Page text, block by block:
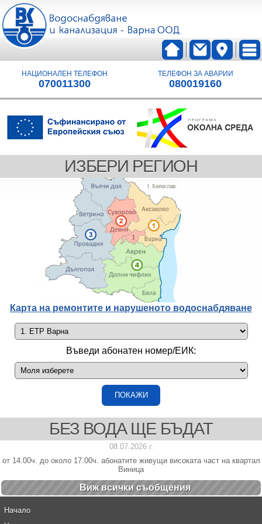
НАЦИОНАЛЕН ТЕЛЕФОН
070011300
ТЕЛЕФОН ЗА АВАРИИ
080019160
ИЗБЕРИ РЕГИОН
Карта на ремонтите и нарушеното водоснабдяване
Въведи абонатен номер/ЕИК:
БЕЗ ВОДА ЩЕ БЪДАТ
08.07.2026 г.
от 14.00ч. до около 17.00ч. абонатите живущи високата част на квартал
Виница
Виж всички cъобщения
Начало